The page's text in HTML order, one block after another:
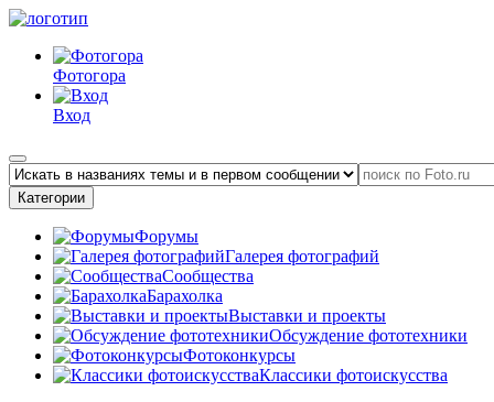
Фотогора
Вход
Категории
Форумы
Галерея фотографий
Сообщества
Барахолка
Выставки и проекты
Обсуждение фототехники
Фотоконкурсы
Классики фотоискусства